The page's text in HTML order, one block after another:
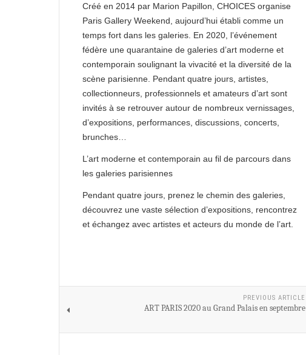
Créé en 2014 par Marion Papillon, CHOICES organise
Paris Gallery Weekend, aujourd’hui établi comme un
temps fort dans les galeries. En 2020, l’événement
fédère une quarantaine de galeries d’art moderne et
contemporain soulignant la vivacité et la diversité de la
scène parisienne. Pendant quatre jours, artistes,
collectionneurs, professionnels et amateurs d’art sont
invités à se retrouver autour de nombreux vernissages,
d’expositions, performances, discussions, concerts,
brunches…
L’art moderne et contemporain au fil de parcours dans
les galeries parisiennes
Pendant quatre jours, prenez le chemin des galeries,
découvrez une vaste sélection d’expositions, rencontrez
et échangez avec artistes et acteurs du monde de l’art.
PREVIOUS ARTICLE
ART PARIS 2020 au Grand Palais en septembre